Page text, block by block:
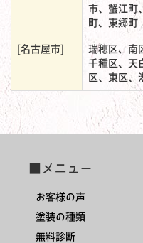
市、蟹江町
町、東郷町
[名古屋市]
瑞穂区、南
千種区、天
区、東区、
■メニュー
お客様の声
塗装の種類
無料診断